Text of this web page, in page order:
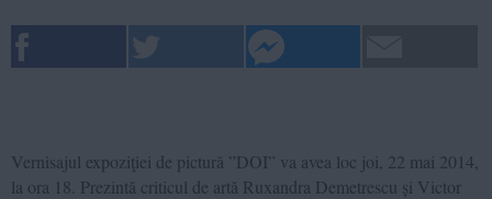
Vernisajul expoziţiei de pictură ”DOI” va avea loc joi, 22 mai 2014,
la ora 18. Prezintă criticul de artă Ruxandra Demetrescu și Victor